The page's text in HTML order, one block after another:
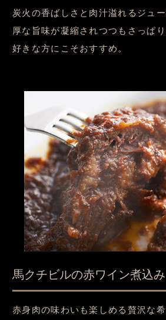
炭火の香ばしさと肉汁溢れるジュ
厚な旨味が凝縮されつつもさっぱ
好きな方にこそおすすめ。
馬クチビルの赤ワイン煮込み
赤身肉の味わいも楽しめる贅沢な